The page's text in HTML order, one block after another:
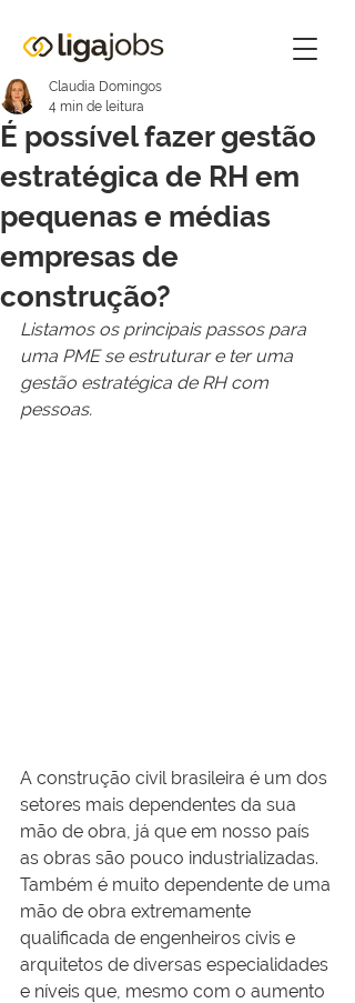
É possível fazer gestão
estratégica de RH em
pequenas e médias
empresas de
construção?
Claudia Domingos
4 min de leitura
Listamos os principais passos para
uma PME se estruturar e ter uma
gestão estratégica de RH com
pessoas.
A construção civil brasileira é um dos
setores mais dependentes da sua
mão de obra, já que em nosso país
as obras são pouco industrializadas.
Também é muito dependente de uma
mão de obra extremamente
qualificada de engenheiros civis e
arquitetos de diversas especialidades
e níveis que, mesmo com o aumento